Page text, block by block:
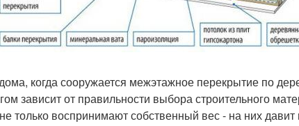
когда сооружается межэтажное перекрытие по
зависит от правильности выбора строительного
только воспринимают собственный вес - на них